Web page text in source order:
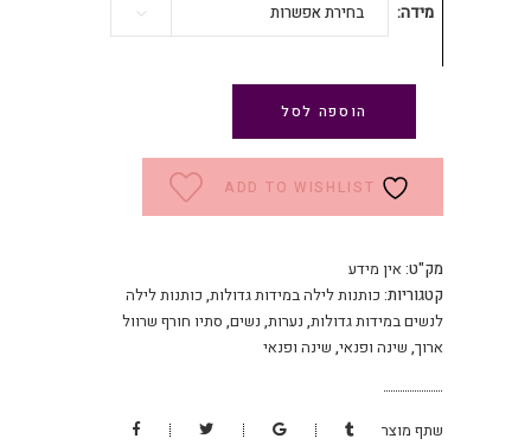
מידה בחירת אפשרות
הוספה לסל
ADD TO WISHLIST
מק"ט: אין מידע
קטגוריות: כותנות לילה במידות גדולות, כותנות לילה
לנשים במידות גדולות, נערות, נשים, סתיו חורף שרוול
ארוך, שינה ופנאי, שינה ופנאי
שתף מוצר